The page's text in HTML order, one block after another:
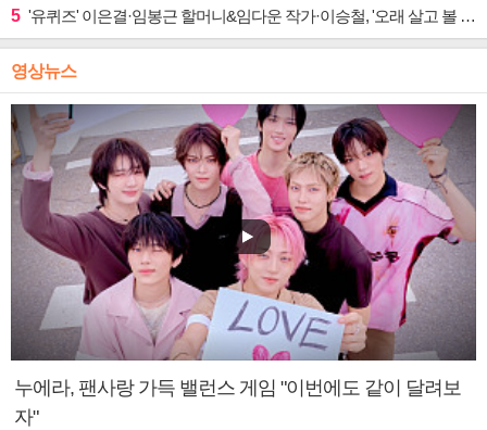
5 '유퀴즈' 이은결·임봉근 할머니&임다운 작가·이승철, '오래 살고 볼 일' 특집 출격
영상뉴스
누에라, 팬사랑 가득 밸런스 게임 "이번에도 같이 달려보
자"